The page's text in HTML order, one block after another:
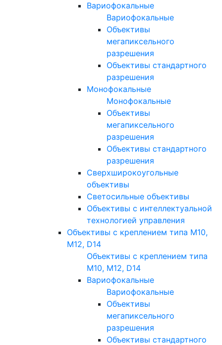
Вариофокальные
Вариофокальные
Объективы
мегапиксельного
разрешения
Объективы стандартного
разрешения
Монофокальные
Монофокальные
Объективы
мегапиксельного
разрешения
Объективы стандартного
разрешения
Сверхширокоугольные
объективы
Светосильные объективы
Объективы с интеллектуальной
технологией управления
Объективы с креплением типа M10,
M12, D14
Объективы с креплением типа
M10, M12, D14
Вариофокальные
Вариофокальные
Объективы
мегапиксельного
разрешения
Объективы стандартного